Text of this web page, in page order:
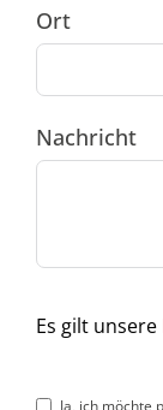
Ort
Nachricht
Es gilt unsere